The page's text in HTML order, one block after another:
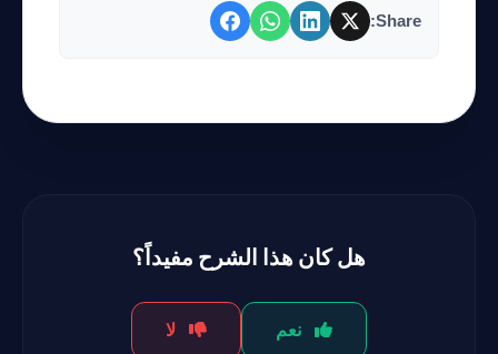
Share:
هل كان هذا الشرح مفيداً؟
نعم لا